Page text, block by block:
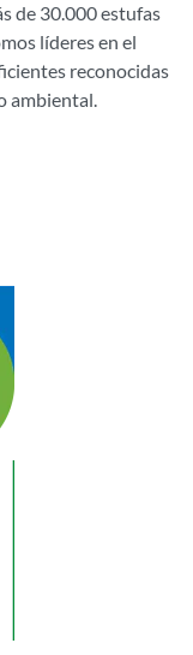
de 30.000 estufas
líderes en el
reconocidas
ambiental.